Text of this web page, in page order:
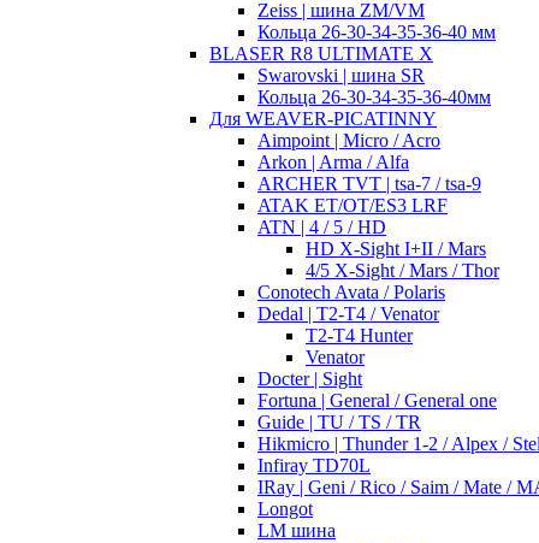
Zeiss | шина ZM/VM
Кольца 26-30-34-35-36-40 мм
BLASER R8 ULTIMATE X
Swarovski | шина SR
Кольца 26-30-34-35-36-40мм
Для WEAVER-PICATINNY
Aimpoint | Micro / Acro
Arkon | Arma / Alfa
ARCHER TVT | tsa-7 / tsa-9
ATAK ET/OT/ES3 LRF
ATN | 4 / 5 / HD
HD X-Sight I+II / Mars
4/5 X-Sight / Mars / Thor
Conotech Avata / Polaris
Dedal | T2-T4 / Venator
T2-T4 Hunter
Venator
Docter | Sight
Fortuna | General / General one
Guide | TU / TS / TR
Hikmicro | Thunder 1-2 / Alpex /
Infiray TD70L
IRay | Geni / Rico / Saim / Mate /
Longot
LM шина